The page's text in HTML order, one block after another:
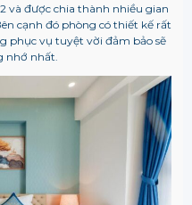
và được chia thành nhiều gian
cạnh đó phòng có thiết kế rất
phục vụ tuyệt vời đảm bảo sẽ
nhớ nhất.